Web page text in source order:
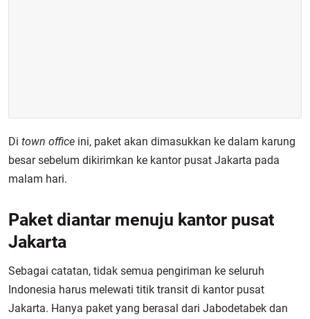
Di town office ini, paket akan dimasukkan ke dalam karung
besar sebelum dikirimkan ke kantor pusat Jakarta pada
malam hari.
Paket diantar menuju kantor pusat
Jakarta
Sebagai catatan, tidak semua pengiriman ke seluruh
Indonesia harus melewati titik transit di kantor pusat
Jakarta. Hanya paket yang berasal dari Jabodetabek dan